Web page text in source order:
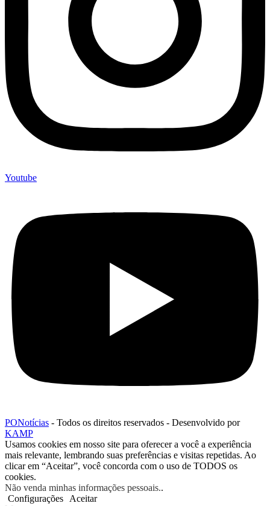
Youtube
PONotícias - Todos os direitos reservados - Desenvolvido por
KAMP
Usamos cookies em nosso site para oferecer a você a experiência
mais relevante, lembrando suas preferências e visitas repetidas. Ao
clicar em “Aceitar”, você concorda com o uso de TODOS os
cookies.
Não venda minhas informações pessoais..
Configurações
Aceitar